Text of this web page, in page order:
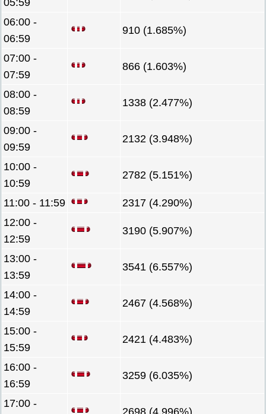
05:59
06:00 -
06:59
910 (1.685%)
07:00 -
07:59
866 (1.603%)
08:00 -
08:59
1338 (2.477%)
09:00 -
09:59
2132 (3.948%)
10:00 -
10:59
2782 (5.151%)
11:00 - 11:59
2317 (4.290%)
12:00 -
12:59
3190 (5.907%)
13:00 -
13:59
3541 (6.557%)
14:00 -
14:59
2467 (4.568%)
15:00 -
15:59
2421 (4.483%)
16:00 -
16:59
3259 (6.035%)
17:00 -
2698 (4.996%)